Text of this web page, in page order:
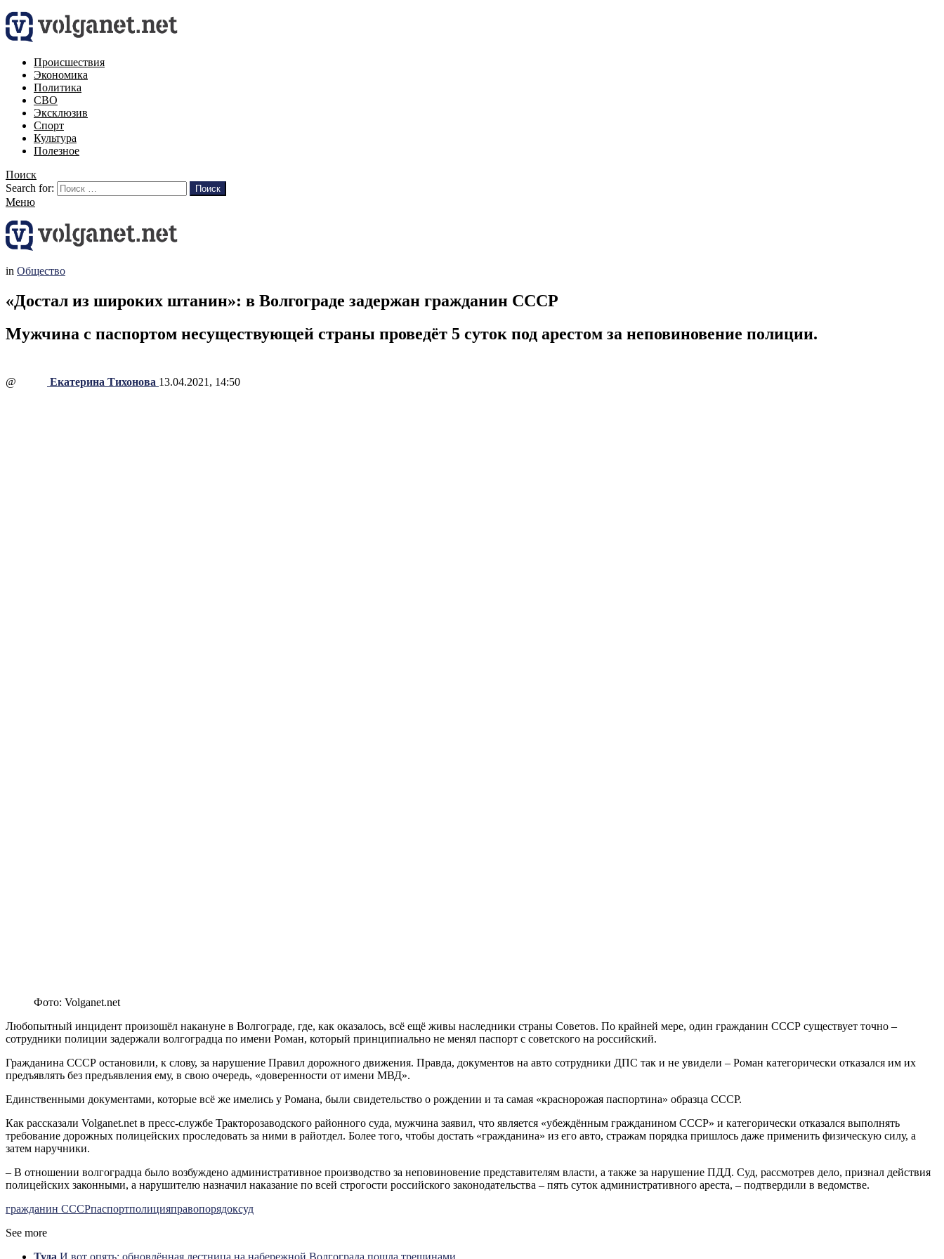
Происшествия
Экономика
Политика
СВО
Эксклюзив
Спорт
Культура
Полезное
Поиск
Search for:
Поиск
Меню
in Общество
«Достал из широких штанин»: в Волгограде задержан гражданин СССР
Мужчина с паспортом несуществующей страны проведёт 5 суток под арестом за неповиновение полиции.
@ Екатерина Тихонова 13.04.2021, 14:50
Фото: Volganet.net
Любопытный инцидент произошёл накануне в Волгограде, где, как оказалось, всё ещё живы наследники страны Советов. По крайней мере, один гражданин СССР существует точно –
сотрудники полиции задержали волгоградца по имени Роман, который принципиально не менял паспорт с советского на российский.
Гражданина СССР остановили, к слову, за нарушение Правил дорожного движения. Правда, документов на авто сотрудники ДПС так и не увидели – Роман категорически отказался им их
предъявлять без предъявления ему, в свою очередь, «доверенности от имени МВД».
Единственными документами, которые всё же имелись у Романа, были свидетельство о рождении и та самая «краснорожая паспортина» образца СССР.
Как рассказали Volganet.net в пресс-службе Тракторозаводского районного суда, мужчина заявил, что является «убеждённым гражданином СССР» и категорически отказался выполнять
требование дорожных полицейских проследовать за ними в райотдел. Более того, чтобы достать «гражданина» из его авто, стражам порядка пришлось даже применить физическую силу, а
затем наручники.
– В отношении волгоградца было возбуждено административное производство за неповиновение представителям власти, а также за нарушение ПДД. Суд, рассмотрев дело, признал действия
полицейских законными, а нарушителю назначил наказание по всей строгости российского законодательства – пять суток административного ареста, – подтвердили в ведомстве.
гражданин СССРпаспортполицияправопорядоксуд
See more